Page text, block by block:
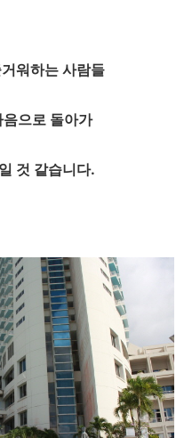
워하는 사람들
으로 돌아가
것 같습니다.